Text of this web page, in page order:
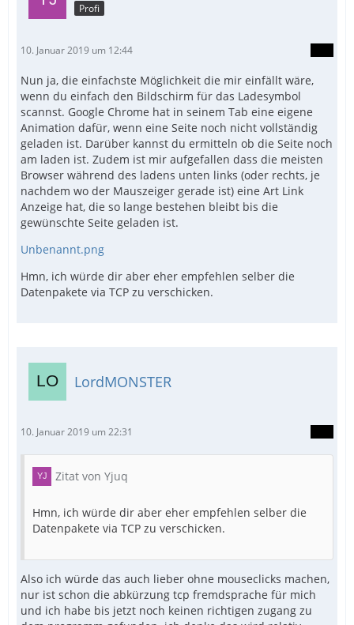
Profi
10. Januar 2019 um 12:44
Nun ja, die einfachste Möglichkeit die mir einfällt wäre,
wenn du einfach den Bildschirm für das Ladesymbol
scannst. Google Chrome hat in seinem Tab eine eigene
Animation dafür, wenn eine Seite noch nicht vollständig
geladen ist. Darüber kannst du ermitteln ob die Seite noch
am laden ist. Zudem ist mir aufgefallen dass die meisten
Browser während des ladens unten links (oder rechts, je
nachdem wo der Mauszeiger gerade ist) eine Art Link
Anzeige hat, die so lange bestehen bleibt bis die
gewünschte Seite geladen ist.
Unbenannt.png
Hmn, ich würde dir aber eher empfehlen selber die
Datenpakete via TCP zu verschicken.
LordMONSTER
10. Januar 2019 um 22:31
Zitat von Yjuq
Hmn, ich würde dir aber eher empfehlen selber die
Datenpakete via TCP zu verschicken.
Also ich würde das auch lieber ohne mouseclicks machen,
nur ist schon die abkürzung tcp fremdsprache für mich
und ich habe bis jetzt noch keinen richtigen zugang zu